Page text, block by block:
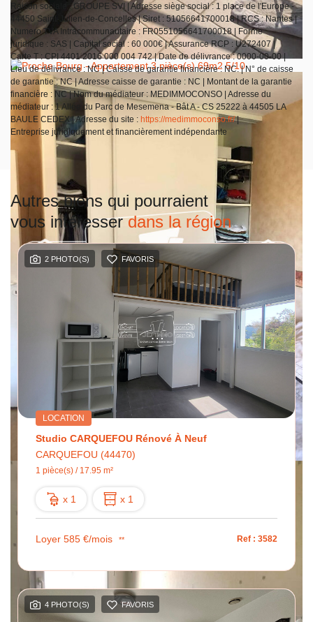
Raison sociale : GROUPE SVI | Adresse siège social : 1 place de l'Europe -
44450 Saint-Julien-de-Concelles | Siret : 51056641700018 | RCS : Nantes |
Numero TVA Intracommunautaire : FR0551056641700018 | Forme
juridique : SAS | Capital social : 60 000€ | Assurance RCP : U272407 |
Carte T : CPI 4401 2016 000 004 742 | Date de délivrance : 0000-00-00 |
Lieu de délivrance : NC | Caisse de garantie financière : NC. | N° de caisse
de garantie : NC | Adresse caisse de garantie : NC | Montant de la garantie
financière : NC | Nom du médiateur : MEDIMMOCONSO | Adresse du
médiateur : 1 Allée du Parc de Mesemena - Bât A - CS 25222 à 44505 LA
BAULE CEDEX | Adresse du site : https://medimmoconso.fr/|
Entreprise juridiquement et financièrement indépendante
Autres biens qui pourraient
vous intéresserdans la région
2 PHOTO(S) FAVORIS
LOCATION
Studio CARQUEFOU Rénové À Neuf
CARQUEFOU (44470)
1 pièce(s) / 17.95 m²
x 1 x 1
Loyer 585 €/mois ** Ref : 3582
4 PHOTO(S) FAVORIS